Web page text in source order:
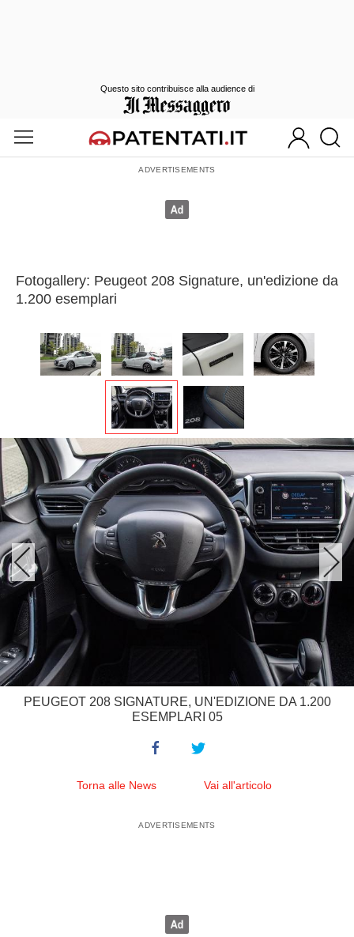
Fotogallery: Peugeot 208 Signature, un'edizione da
1.200 esemplari
PEUGEOT 208 SIGNATURE, UN'EDIZIONE DA 1.200
ESEMPLARI 05
Torna alle News Vai all'articolo
Questo sito contribuisce alla audience di